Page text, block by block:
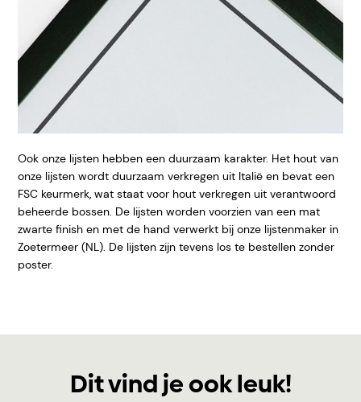
Ook onze lijsten hebben een duurzaam karakter. Het hout van
onze lijsten wordt duurzaam verkregen uit Italië en bevat een
FSC keurmerk, wat staat voor hout verkregen uit verantwoord
beheerde bossen. De lijsten worden voorzien van een mat
zwarte finish en met de hand verwerkt bij onze lijstenmaker in
Zoetermeer (NL). De lijsten zijn tevens los te bestellen zonder
poster.
Dit vind je ook leuk!